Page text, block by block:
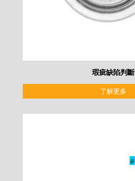
瑕疵缺陷判斷
了解更多